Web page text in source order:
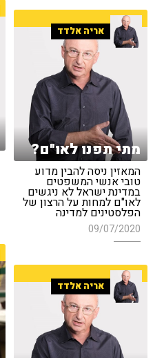
אריה אלדד
מתי תפנו לאו"ם?
המאזין ניסה להבין מדוע
טובי אנשי המשפטים
במדינת ישראל לא ניגשים
לאו"ם למחות על הרצון של
הפלסטינים למדינה
09/07/2020
אריה אלדד